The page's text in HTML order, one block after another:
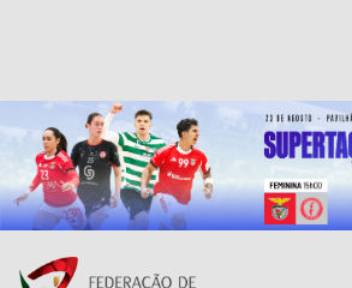
Resultados Andebol
Federação de Andebol de Portugal
Grátis - Disponivel na Play Store